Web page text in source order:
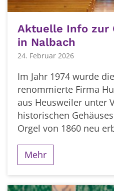
Aktuelle Info zur
in Nalbach
24. Februar 2026
Im Jahr 1974 wurde
renommierte Firma
aus Heusweiler unter
historischen
Orgel von 1860 neu
Mehr